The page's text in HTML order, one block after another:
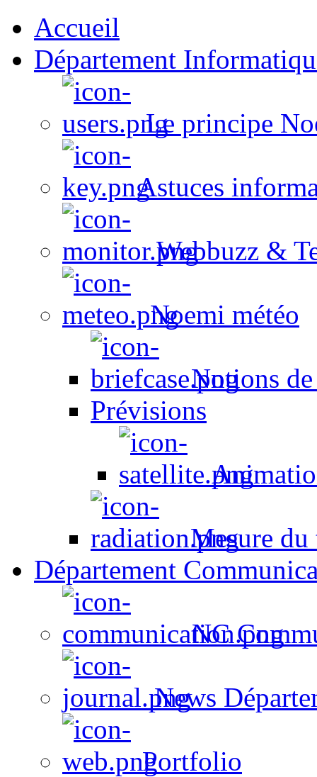
Accueil
Département
Le principe
Astuces
Webbuzz &
Noemi météo
Notions
Prévisions
Mesure du
Département
NC
News
Portfolio